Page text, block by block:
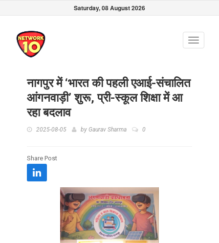
Saturday, 08 August 2026
Toggle
नागपुर में ‘भारत की पहली एआई-संचालित
आंगनवाड़ी’ शुरू, प्री-स्कूल शिक्षा में आ
रहा बदलाव
2025-08-05 by Gaurav Sharma 0
Share Post